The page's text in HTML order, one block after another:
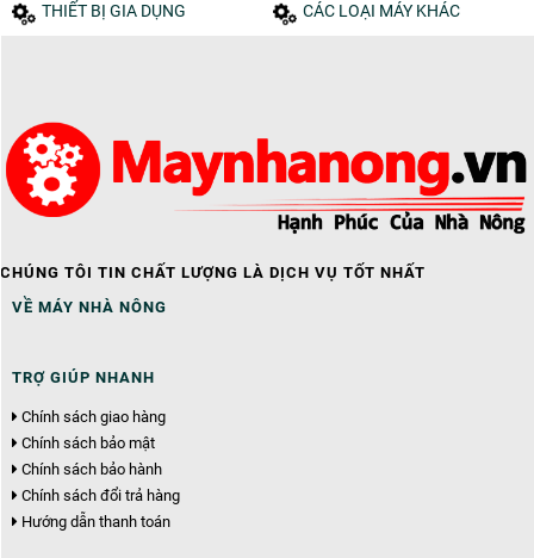
THIẾT BỊ GIA DỤNG
CÁC LOẠI MÁY KHÁC
CHÚNG TÔI TIN CHẤT LƯỢNG LÀ DỊCH VỤ TỐT NHẤT
VỀ MÁY NHÀ NÔNG
TRỢ GIÚP NHANH
Chính sách giao hàng
Chính sách bảo mật
Chính sách bảo hành
Chính sách đổi trả hàng
Hướng dẫn thanh toán